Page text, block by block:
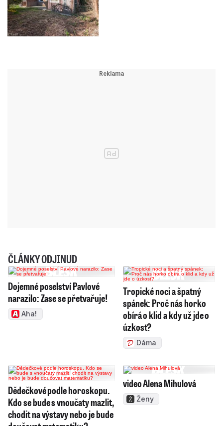
ČLÁNKY ODJINUD
Dojemné poselství Pavlové
narazilo: Zase se přetvařuje!
Aha!
Tropické noci a špatný
spánek: Proč nás horko
obírá o klid a kdy už jde o
úzkost?
Dáma
Dědečkové podle horoskopu.
Kdo se bude s vnoučaty mazlit,
chodit na výstavy nebo je bude
video Alena Mihulová
Ženy